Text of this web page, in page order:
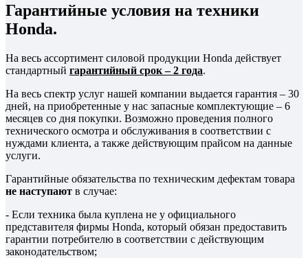
Гарантийные условия на техники
Honda.
На весь ассортимент силовой продукции Honda действует
стандартный гарантийный срок – 2 года.
На весь спектр услуг нашей компании выдается гарантия – 30
дней, на приобретенные у нас запасные комплектующие – 6
месяцев со дня покупки. Возможно проведения полного
технического осмотра и обслуживания в соответствии с
нуждами клиента, а также действующим прайсом на данные
услуги.
Гарантийные обязательства по техническим дефектам товара
не наступают в случае:
- Если техника была куплена не у официального
представителя фирмы Honda, который обязан предоставить
гарантии потребителю в соответствии с действующим
законодательством;